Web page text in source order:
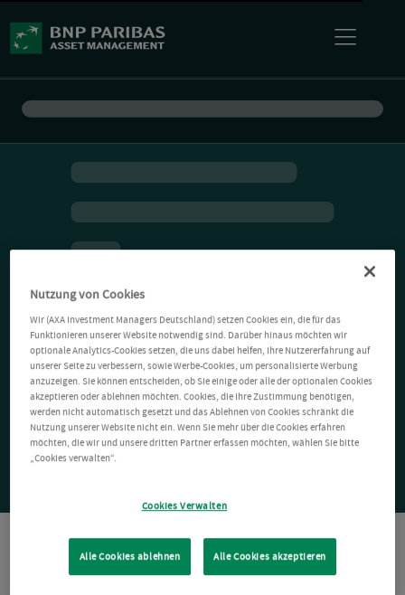
Nutzung von Cookies
Wir (AXA Investment Managers Deutschland) setzen Cookies ein, die für das
Funktionieren unserer Website notwendig sind. Darüber hinaus möchten wir
optionale Analytics-Cookies setzen, die uns dabei helfen, Ihre Nutzererfahrung auf
unserer Seite zu verbessern, sowie Werbe-Cookies, um personalisierte Werbung
anzuzeigen. Sie können entscheiden, ob Sie einige oder alle der optionalen Cookies
akzeptieren oder ablehnen möchten. Cookies, die Ihre Zustimmung benötigen,
werden nicht automatisch gesetzt und das Ablehnen von Cookies schränkt die
Nutzung unserer Website nicht ein. Wenn Sie mehr über die Cookies erfahren
möchten, die wir und unsere dritten Partner erfassen möchten, wählen Sie bitte
„Cookies verwalten“.
Cookies Verwalten
Alle Cookies ablehnen Alle Cookies akzeptieren